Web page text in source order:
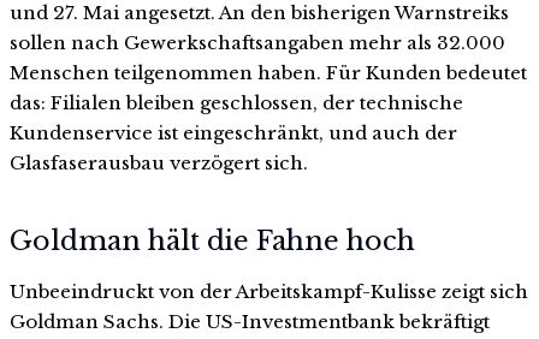
und 27. Mai angesetzt. An den bisherigen Warnstreiks
sollen nach Gewerkschaftsangaben mehr als 32.000
Menschen teilgenommen haben. Für Kunden bedeutet
das: Filialen bleiben geschlossen, der technische
Kundenservice ist eingeschränkt, und auch der
Glasfaserausbau verzögert sich.
Goldman hält die Fahne hoch
Unbeeindruckt von der Arbeitskampf-Kulisse zeigt sich
Goldman Sachs. Die US-Investmentbank bekräftigt